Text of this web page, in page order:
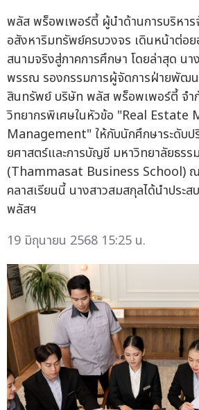
พลัส พร็อพเพอร์ตี้ ผู้นำด้านการบริหาร
อสังหาริมทรัพย์ครบวงจร เดินหน้าต่อ
สนามจริงสู่ภาคการศึกษา โดยล่าสุด น
พรรณ รองกรรมการผู้จัดการฝ่ายพัฒน
สินทรัพย์ บริษัท พลัส พร็อพเพอร์ตี้ จำ
วิทยากรพิเศษในหัวข้อ "Real Estate
Management" ให้กับนักศึกษาระดับ
ยศาสตร์และการบัญชี มหาวิทยาลัยธรร
(Thammasat Business School)
คลาสเรียนนี้ นางสาวสมสกุลได้นำประ
พลัสฯ
19 มิถุนายน 2568 15:25 น.